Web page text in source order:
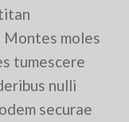
moles
tumescere
nulli
securae